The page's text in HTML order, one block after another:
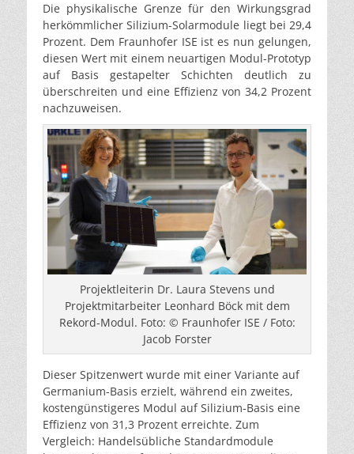
Die physikalische Grenze für den Wirkungsgrad
herkömmlicher Silizium-Solarmodule liegt bei 29,4
Prozent. Dem Fraunhofer ISE ist es nun gelungen,
diesen Wert mit einem neuartigen Modul-Prototyp
auf Basis gestapelter Schichten deutlich zu
überschreiten und eine Effizienz von 34,2 Prozent
nachzuweisen.
Projektleiterin Dr. Laura Stevens und
Projektmitarbeiter Leonhard Böck mit dem
Rekord-Modul. Foto: © Fraunhofer ISE / Foto:
Jacob Forster
Dieser Spitzenwert wurde mit einer Variante auf
Germanium-Basis erzielt, während ein zweites,
kostengünstigeres Modul auf Silizium-Basis eine
Effizienz von 31,3 Prozent erreichte. Zum
Vergleich: Handelsübliche Standardmodule